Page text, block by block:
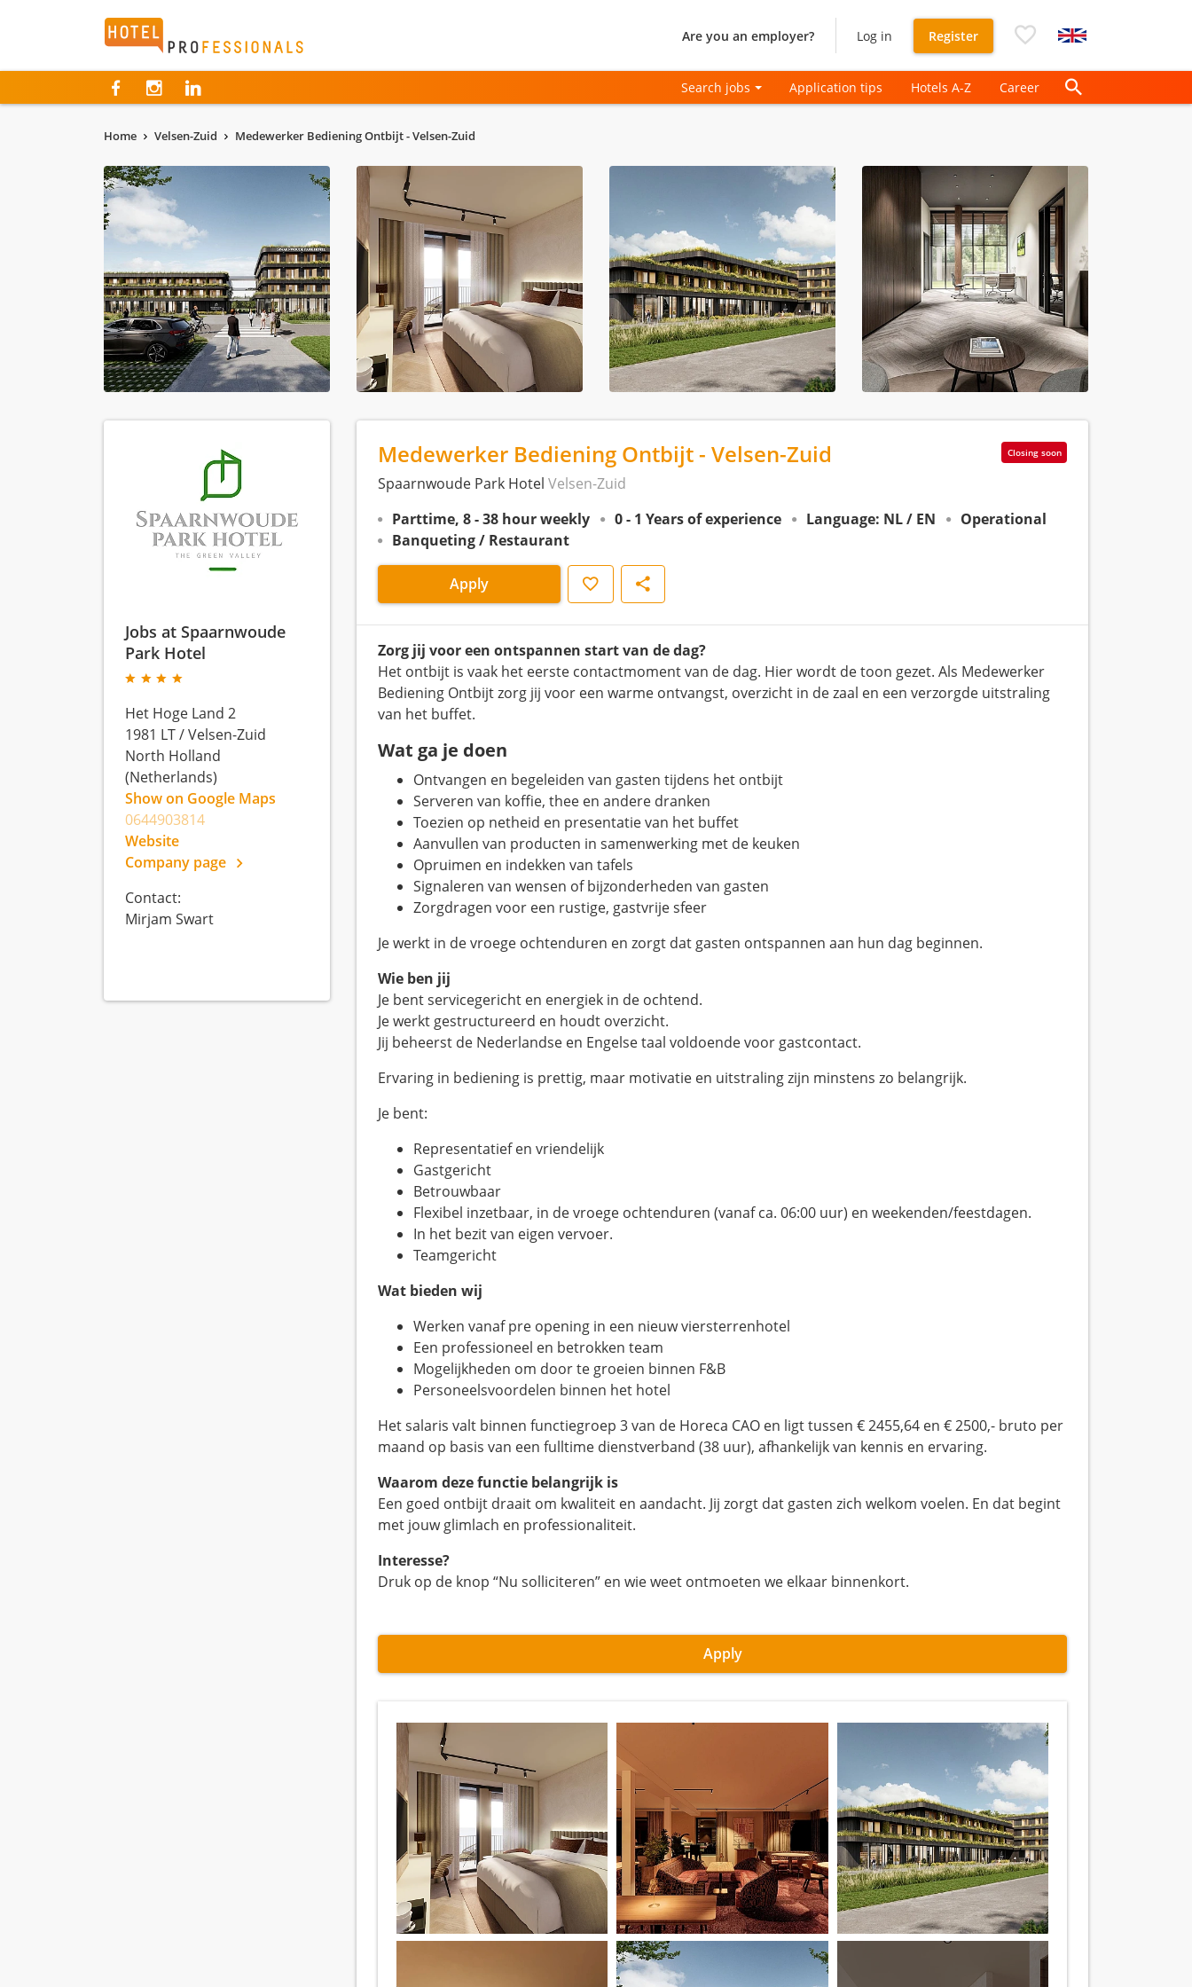
Hotelprofessionals Are you an employer? Log in Register
Search jobs Application tips Hotels A-Z Career
Home Velsen-Zuid Medewerker Bediening Ontbijt - Velsen-Zuid
Closing soon
Medewerker Bediening Ontbijt - Velsen-Zuid
Spaarnwoude Park Hotel Velsen-Zuid
Parttime, 8 - 38 hour weekly
0 - 1 Years of experience Language: NL / EN
Operational
Banqueting / Restaurant
Apply Save Share
Zorg jij voor een ontspannen start van de dag?
Het ontbijt is vaak het eerste contactmoment van de dag. Hier wordt de toon gezet. Als Medewerker
Bediening Ontbijt zorg jij voor een warme ontvangst, overzicht in de zaal en een verzorgde uitstraling
van het buffet.
Wat ga je doen
Ontvangen en begeleiden van gasten tijdens het ontbijt
Serveren van koffie, thee en andere dranken
Toezien op netheid en presentatie van het buffet
Aanvullen van producten in samenwerking met de keuken
Opruimen en indekken van tafels
Signaleren van wensen of bijzonderheden van gasten
Zorgdragen voor een rustige, gastvrije sfeer
Je werkt in de vroege ochtenduren en zorgt dat gasten ontspannen aan hun dag beginnen.
Wie ben jij
Je bent servicegericht en energiek in de ochtend.
Je werkt gestructureerd en houdt overzicht.
Jij beheerst de Nederlandse en Engelse taal voldoende voor gastcontact.
Ervaring in bediening is prettig, maar motivatie en uitstraling zijn minstens zo belangrijk.
Je bent:
Representatief en vriendelijk
Gastgericht
Betrouwbaar
Flexibel inzetbaar, in de vroege ochtenduren (vanaf ca. 06:00 uur) en weekenden/feestdagen.
In het bezit van eigen vervoer.
Teamgericht
Wat bieden wij
Werken vanaf pre opening in een nieuw viersterrenhotel
Een professioneel en betrokken team
Mogelijkheden om door te groeien binnen F&B
Personeelsvoordelen binnen het hotel
Het salaris valt binnen functiegroep 3 van de Horeca CAO en ligt tussen € 2455,64 en € 2500,- bruto per
maand op basis van een fulltime dienstverband (38 uur), afhankelijk van kennis en ervaring.
Waarom deze functie belangrijk is
Een goed ontbijt draait om kwaliteit en aandacht. Jij zorgt dat gasten zich welkom voelen. En dat begint
met jouw glimlach en professionaliteit.
Interesse?
Druk op de knop “Nu solliciteren” en wie weet ontmoeten we elkaar binnenkort.
Apply
Jobs at Spaarnwoude
Park Hotel
Het Hoge Land 2
1981 LT/Velsen-Zuid
North Holland
(Netherlands)
Show on Google Maps
0644903814
Website
Company page
Contact:
Mirjam Swart